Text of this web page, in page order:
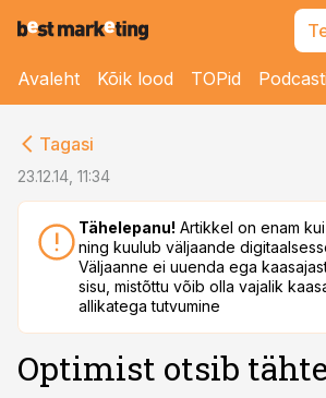
Avaleht Kõik lood TOPid
Tagasi
23.12.14, 11:34
Tähelepanu! Artikkel on enam
ning kuulub väljaande
Väljaanne ei uuenda ega
sisu, mistõttu võib olla vajalik
allikatega tutvumine
Optimist otsib tähte